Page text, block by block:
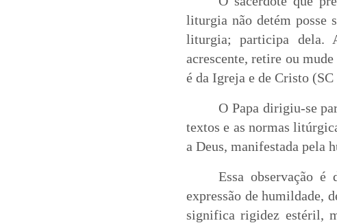
liturgia não detém posse
liturgia; participa dela.
acrescente, retire ou
é da Igreja e de Cristo (SC
O Papa dirigiu-se
textos e as normas
a Deus, manifestada pela
Essa observação
expressão de humildade,
significa rigidez estéril,